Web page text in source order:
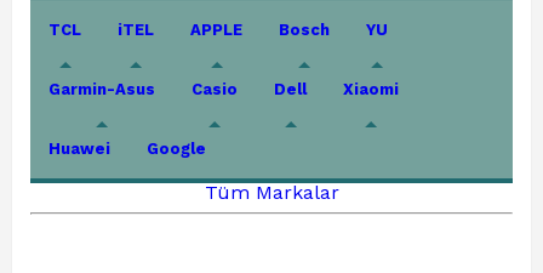
TCL iTEL APPLE Bosch YU
Garmin-Asus Casio Dell Xiaomi
Huawei Google
Tüm Markalar